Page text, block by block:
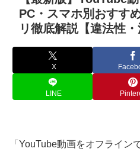
PC・スマホ別おすす
リ徹底解説【違法性・
X
LINE
「YouTube動画をオフライン